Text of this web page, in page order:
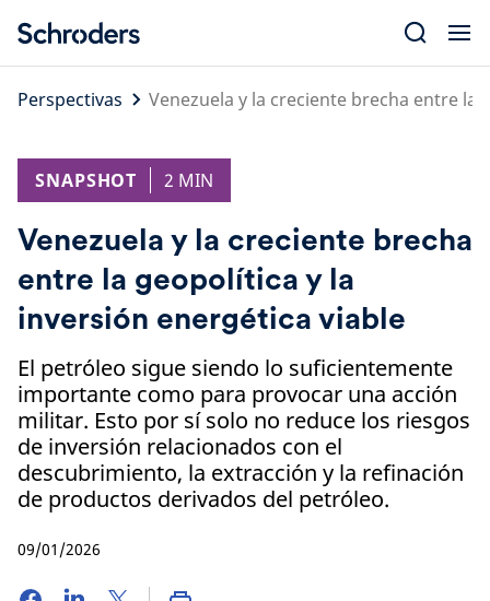
content
Perspectivas
Venezuela y la creciente brecha entre
SNAPSHOT 2 MIN
Venezuela y la creciente brecha
entre la geopolítica y la
inversión energética viable
El petróleo sigue siendo lo suficientemente
importante como para provocar una acción
militar. Esto por sí solo no reduce los riesgos
de inversión relacionados con el
descubrimiento, la extracción y la refinación
de productos derivados del petróleo.
09/01/2026